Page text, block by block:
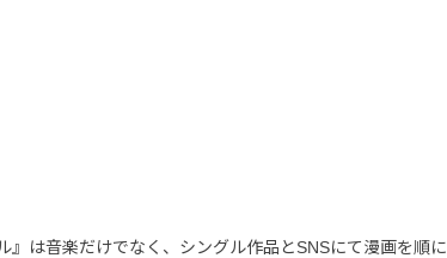
』は音楽だけでなく、シングル作品とSNSにて漫画を順に